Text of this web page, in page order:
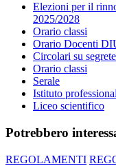
Elezioni per il
2025/2028
Orario classi
Orario Docenti
Circolari su
Orario classi
Serale
Istituto
Liceo scientifico
Potrebbero
REGOLAMENTI